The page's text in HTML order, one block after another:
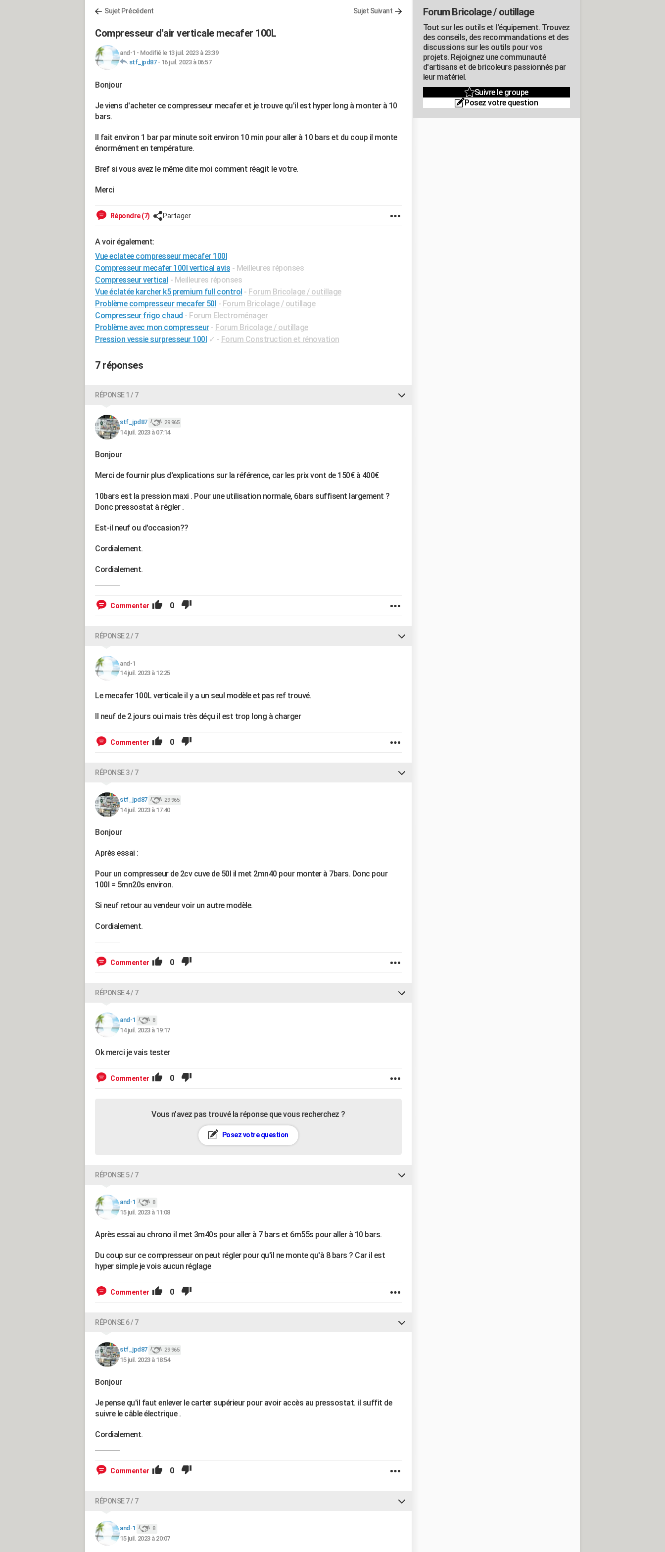
Sujet Précédent Sujet Suivant
Compresseur d'air verticale mecafer 100L
and-1 - Modifié le 13 juil. 2023 à 23:39
stf_jpd87- 16 juil. 2023 à 06:57
Bonjour
Je viens d'acheter ce compresseur mecafer et je trouve qu'il est hyper long à monter à 10
bars.
Il fait environ 1 bar par minute soit environ 10 min pour aller à 10 bars et du coup il monte
énormément en température.
Bref si vous avez le même dite moi comment réagit le votre.
Merci
Répondre (7) Partager
A voir également:
Vue eclatee compresseur mecafer 100l
Compresseur mecafer 100l vertical avis - Meilleures réponses
Compresseur vertical - Meilleures réponses
Vue éclatée karcher k5 premium full control - Forum Bricolage / outillage
Problème compresseur mecafer 50l - Forum Bricolage / outillage
Compresseur frigo chaud - Forum Electroménager
Problème avec mon compresseur - Forum Bricolage / outillage
Pression vessie surpresseur 100l ✓ - Forum Construction et rénovation
7 réponses
RÉPONSE 1 / 7
stf_jpd87 29 965
14 juil. 2023 à 07:14
Bonjour
Merci de fournir plus d'explications sur la référence, car les prix vont de 150€ à 400€
10bars est la pression maxi . Pour une utilisation normale, 6bars suffisent largement ?
Donc pressostat à régler .
Est-il neuf ou d'occasion??
Cordialement.
Cordialement.
Commenter 0
RÉPONSE 2 / 7
and-1
14 juil. 2023 à 12:25
Le mecafer 100L verticale il y a un seul modèle et pas ref trouvé.
Il neuf de 2 jours oui mais très déçu il est trop long à charger
Commenter 0
RÉPONSE 3 / 7
stf_jpd87 29 965
14 juil. 2023 à 17:40
Bonjour
Après essai :
Pour un compresseur de 2cv cuve de 50l il met 2mn40 pour monter à 7bars. Donc pour
100l = 5mn20s environ.
Si neuf retour au vendeur voir un autre modèle.
Cordialement.
Commenter 0
RÉPONSE 4 / 7
and-1 8
14 juil. 2023 à 19:17
Ok merci je vais tester
Commenter 0
Vous n’avez pas trouvé la réponse que vous recherchez ?
Posez votre question
RÉPONSE 5 / 7
and-1 8
15 juil. 2023 à 11:08
Après essai au chrono il met 3m40s pour aller à 7 bars et 6m55s pour aller à 10 bars.
Du coup sur ce compresseur on peut régler pour qu'il ne monte qu'à 8 bars ? Car il est
hyper simple je vois aucun réglage
Commenter 0
RÉPONSE 6 / 7
stf_jpd87 29 965
15 juil. 2023 à 18:54
Bonjour
Je pense qu'il faut enlever le carter supérieur pour avoir accès au pressostat. il suffit de
suivre le câble électrique .
Cordialement.
Commenter 0
RÉPONSE 7 / 7
and-1 8
15 juil. 2023 à 20:07
Forum Bricolage / outillage
Tout sur les outils et l'équipement. Trouvez
des conseils, des recommandations et des
discussions sur les outils pour vos
projets. Rejoignez une communauté
d'artisans et de bricoleurs passionnés par
leur matériel.
Suivre le groupe
Posez votre question